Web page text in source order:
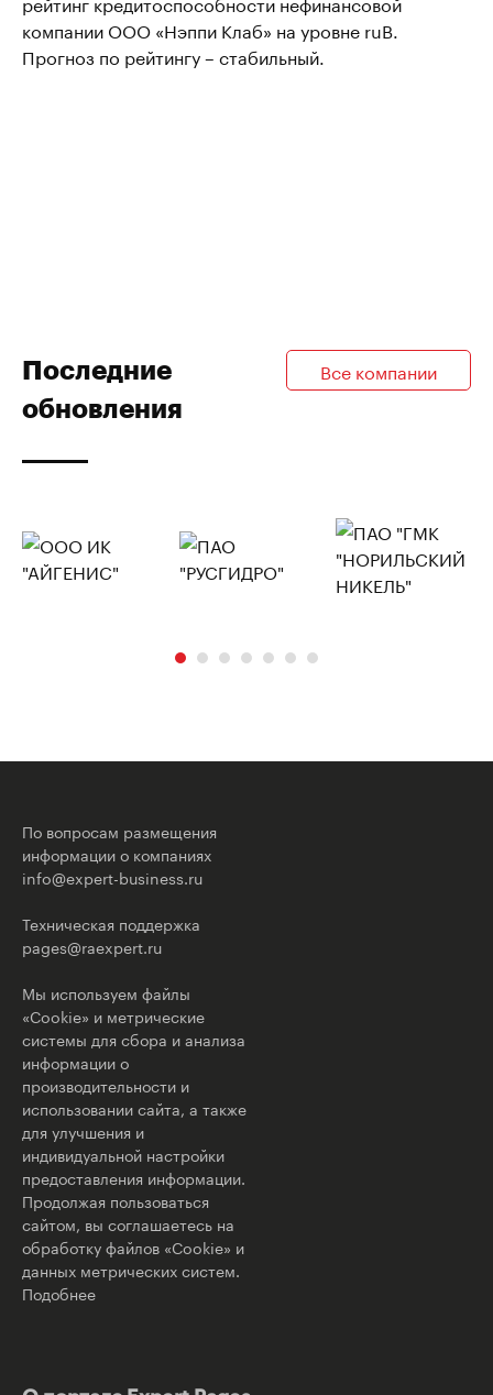
компании ООО «Нэппи Клаб» на уровне ruB.
Прогноз по рейтингу – стабильный.
Последние
обновления
Все компании
По вопросам размещения
информации о компаниях
info@expert-business.ru
Техническая поддержка
pages@raexpert.ru
Мы используем файлы
«Cookie» и метрические
системы для сбора и анализа
информации о
производительности и
использовании сайта, а также
для улучшения и
индивидуальной настройки
предоставления информации.
Продолжая пользоваться
сайтом, вы соглашаетесь на
обработку файлов «Cookie» и
данных метрических систем.
Подобнее